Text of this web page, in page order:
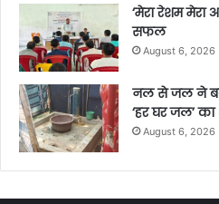
‘मेरा रेशम मेरा
सफल
August 6, 2026
नल से जल ने
‘हर घर जल’
August 6, 2026